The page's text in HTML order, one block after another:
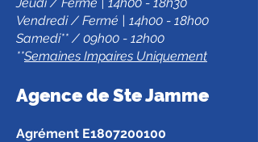
Vendredi / Fermé | 14h00 - 18h00
Samedi** / 09h00 - 12h00
**Semaines Impaires Uniquement
Agence de Ste Jamme
Agrément E1807200100